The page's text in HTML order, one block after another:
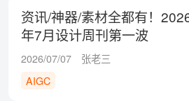
资讯/神器/素材全都有！
年7月设计周刊第一波
2026/07/07
张老三
AIGC